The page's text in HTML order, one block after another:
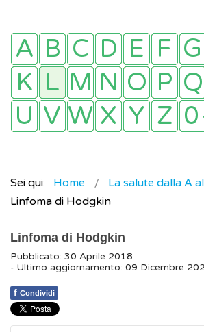
Sei qui: Home La salute dalla A
Linfoma di Hodgkin
Linfoma di Hodgkin
Pubblicato: 30 Aprile 2018
- Ultimo aggiornamento: 09 Dicembre
f Condividi